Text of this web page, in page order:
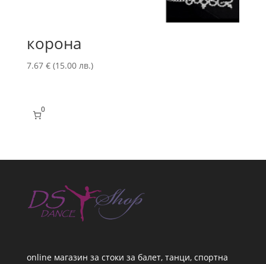
корона
7.67 € (15.00 лв.)
0
online магазин за стоки за балет, танци, спортна